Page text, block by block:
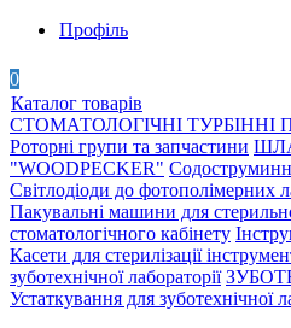
Профіль
0
Каталог товарів
СТОМАТОЛОГІЧНІ ТУРБІННІ
Роторні групи та запчастини
"WOODPECKER"
Світлодіоди до фотополімерних
Пакувальні машини для
стоматологічного кабінету
Касети для стерилізації
зуботехнічної лабораторії
Устаткування для зуботехнічної